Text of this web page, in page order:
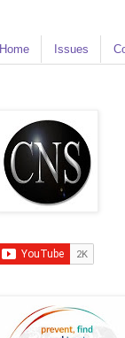
Home Issues